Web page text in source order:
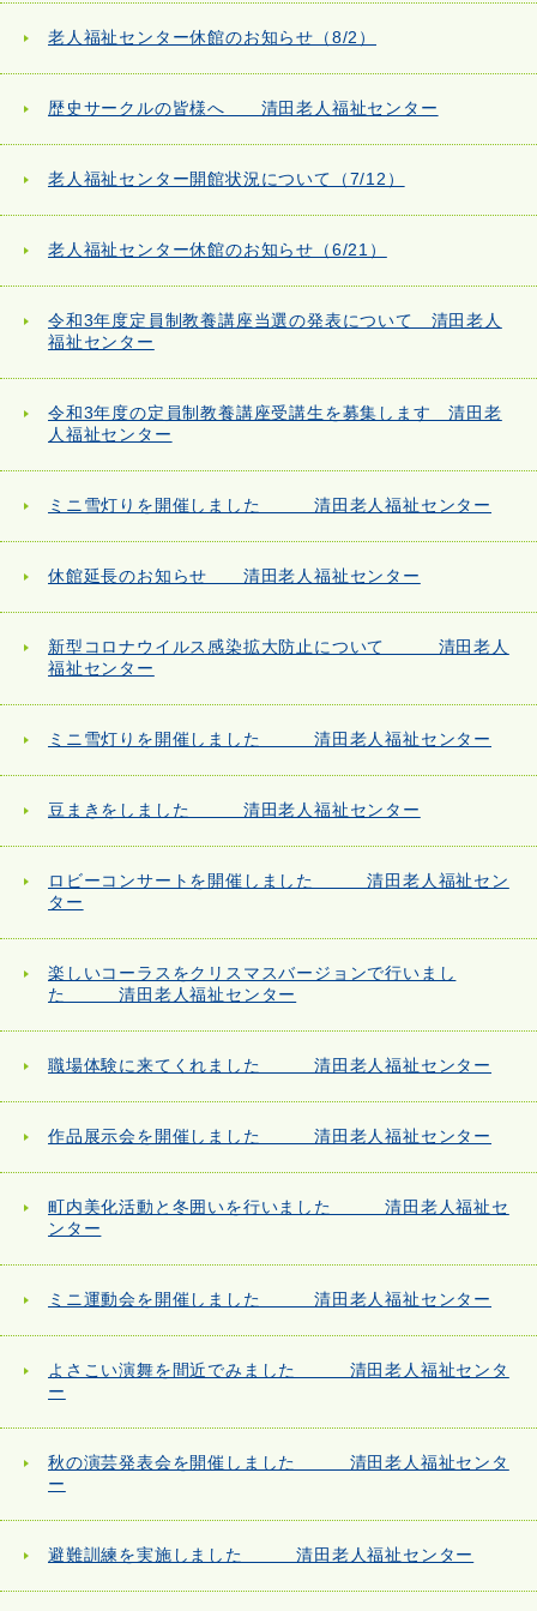
老人福祉センター休館のお知らせ（8/2）
歴史サークルの皆様へ 清田老人福祉センター
老人福祉センター開館状況について（7/12）
老人福祉センター休館のお知らせ（6/21）
令和3年度定員制教養講座当選の発表について 清田老人
福祉センター
令和3年度の定員制教養講座受講生を募集します 清田老
人福祉センター
ミニ雪灯りを開催しました 清田老人福祉センター
休館延長のお知らせ 清田老人福祉センター
新型コロナウイルス感染拡大防止について 清田老人
福祉センター
ミニ雪灯りを開催しました 清田老人福祉センター
豆まきをしました 清田老人福祉センター
ロビーコンサートを開催しました 清田老人福祉セン
ター
楽しいコーラスをクリスマスバージョンで行いまし
た 清田老人福祉センター
職場体験に来てくれました 清田老人福祉センター
作品展示会を開催しました 清田老人福祉センター
町内美化活動と冬囲いを行いました 清田老人福祉セ
ンター
ミニ運動会を開催しました 清田老人福祉センター
よさこい演舞を間近でみました 清田老人福祉センタ
ー
秋の演芸発表会を開催しました 清田老人福祉センタ
ー
避難訓練を実施しました 清田老人福祉センター